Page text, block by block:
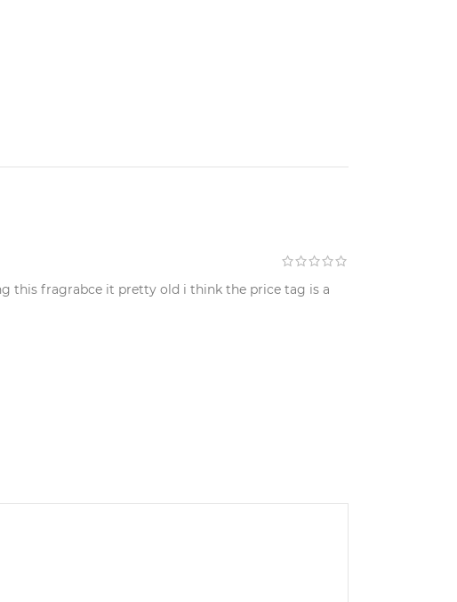
this fragrabce it pretty old i think the price tag is a